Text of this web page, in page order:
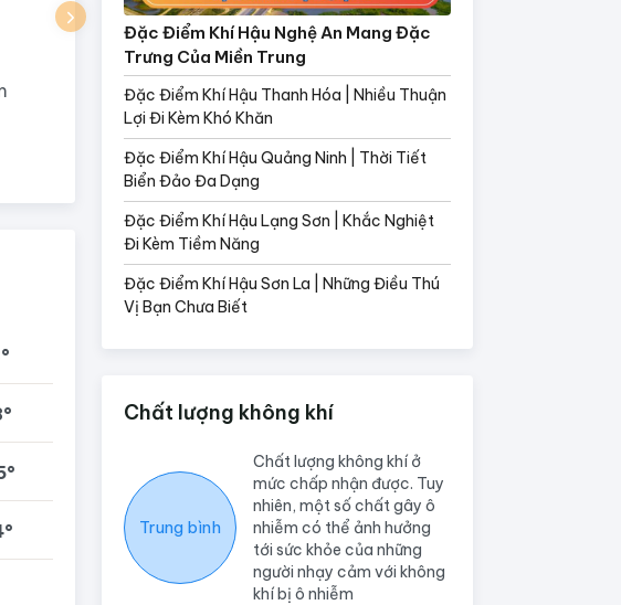
Đặc Điểm Khí Hậu Nghệ An Mang Đặc
Trưng Của Miền Trung
Đặc Điểm Khí Hậu Thanh Hóa | Nhiều Thuận
Lợi Đi Kèm Khó Khăn
Đặc Điểm Khí Hậu Quảng Ninh | Thời Tiết
Biển Đảo Đa Dạng
Đặc Điểm Khí Hậu Lạng Sơn | Khắc Nghiệt
Đi Kèm Tiềm Năng
Đặc Điểm Khí Hậu Sơn La | Những Điều Thú
Vị Bạn Chưa Biết
Chất lượng không khí
Trung bình
Chất lượng không khí ở
mức chấp nhận được. Tuy
nhiên, một số chất gây ô
nhiễm có thể ảnh hưởng
tới sức khỏe của những
người nhạy cảm với không
khí bị ô nhiễm